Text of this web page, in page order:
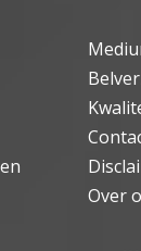
Over